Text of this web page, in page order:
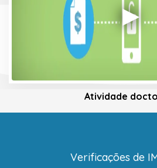
Atividade
Verificações de